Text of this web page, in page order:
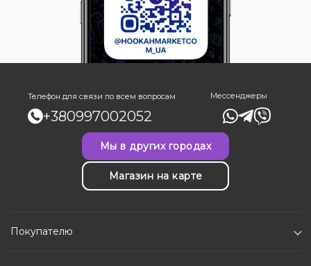
Телефон для связи по всем вопросам
+380997002052
Мессенджеры
Мы в других городах
Магазин на карте
Покупателю